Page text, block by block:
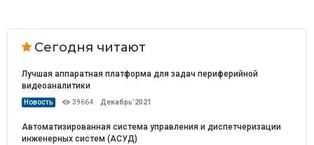
Сегодня читают
Лучшая аппаратная платформа для задач периферийной
видеоаналитики
Новость 39664 Декабрь’2021
Автоматизированная система управления и диспетчеризации
инженерных систем (АСУД)